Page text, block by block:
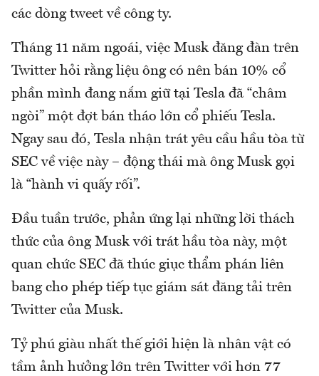
các dòng tweet về công ty.
Tháng 11 năm ngoái, việc Musk đăng đàn trên
Twitter hỏi rằng liệu ông có nên bán 10% cổ
phần mình đang nắm giữ tại Tesla đã “châm
ngòi” một đợt bán tháo lớn cổ phiếu Tesla.
Ngay sau đó, Tesla nhận trát yêu cầu hầu tòa từ
SEC về việc này – động thái mà ông Musk gọi
là “hành vi quấy rối”.
Đầu tuần trước, phản ứng lại những lời thách
thức của ông Musk với trát hầu tòa này, một
quan chức SEC đã thúc giục thẩm phán liên
bang cho phép tiếp tục giám sát đăng tải trên
Twitter của Musk.
Tỷ phú giàu nhất thế giới hiện là nhân vật có
tầm ảnh hưởng lớn trên Twitter với hơn 77